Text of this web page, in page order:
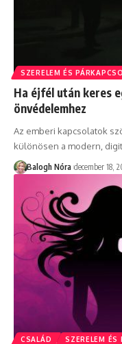
SZERELEM ÉS
Ha éjfél után keres
önvédelemhez
Az emberi kapcsolatok
különösen a modern,
Balogh Nóra december 18,
CSALÁD SZERELEM ÉS